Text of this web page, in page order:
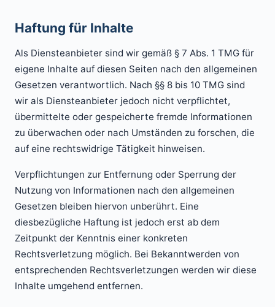
Haftung für Inhalte
Als Diensteanbieter sind wir gemäß § 7 Abs. 1 TMG für
eigene Inhalte auf diesen Seiten nach den allgemeinen
Gesetzen verantwortlich. Nach §§ 8 bis 10 TMG sind
wir als Diensteanbieter jedoch nicht verpflichtet,
übermittelte oder gespeicherte fremde Informationen
zu überwachen oder nach Umständen zu forschen, die
auf eine rechtswidrige Tätigkeit hinweisen.
Verpflichtungen zur Entfernung oder Sperrung der
Nutzung von Informationen nach den allgemeinen
Gesetzen bleiben hiervon unberührt. Eine
diesbezügliche Haftung ist jedoch erst ab dem
Zeitpunkt der Kenntnis einer konkreten
Rechtsverletzung möglich. Bei Bekanntwerden von
entsprechenden Rechtsverletzungen werden wir diese
Inhalte umgehend entfernen.